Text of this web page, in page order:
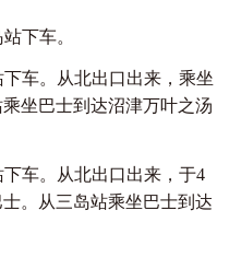
下车。
车。从北出口出来，乘坐
坐巴士到达沼津万叶之汤
车。从北出口出来，于4
。从三岛站乘坐巴士到达